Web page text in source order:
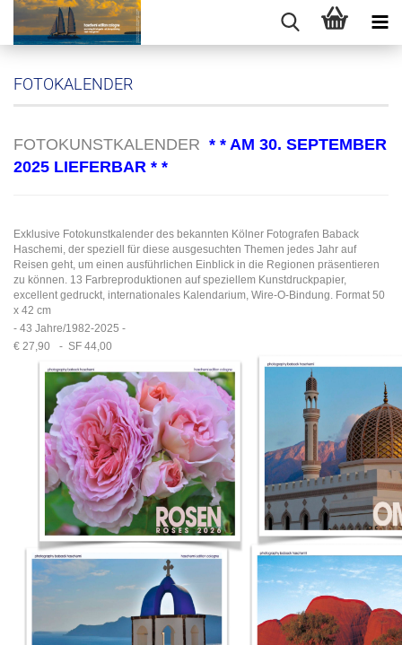
FOTOKALENDER
FOTOKUNSTKALENDER * * AM 30. SEPTEMBER
2025 LIEFERBAR * *
Exklusive Fotokunstkalender des bekannten Kölner Fotografen Baback
Haschemi, der speziell für diese ausgesuchten Themen jedes Jahr auf
Reisen geht, um einen ausführlichen Einblick in die Regionen präsentieren
zu können. 13 Farbreproduktionen auf speziellem Kunstdruckpapier,
excellent gedruckt, internationales Kalendarium, Wire-O-Bindung. Format 50
x 42 cm
- 43 Jahre/1982-2025 -
€ 27,90
- SF 44,00